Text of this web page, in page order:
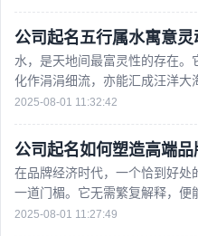
公司起名五行属水寓意灵
水，是天地间最富灵性的存在
化作涓涓细流，亦能汇成汪洋大
往往承载着流动、智慧与生生不
2025-08-01 11:32:42
公司起名如何塑造高端品
在品牌经济时代，一个恰到好
一道门楣。它无需繁复解释，便
不凡" 的种子，这种潜意识的认
2025-08-01 11:27:49